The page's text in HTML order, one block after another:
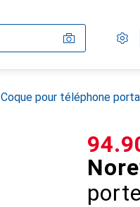
Panier
Coque pour téléphone
CHF